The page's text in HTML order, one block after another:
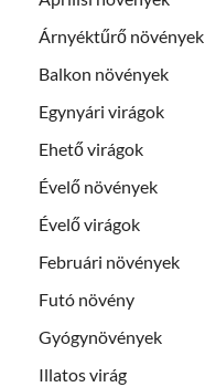
Árnyéktűrő növények
Balkon növények
Egynyári virágok
Ehető virágok
Évelő növények
Évelő virágok
Februári növények
Futó növény
Gyógynövények
Illatos virág